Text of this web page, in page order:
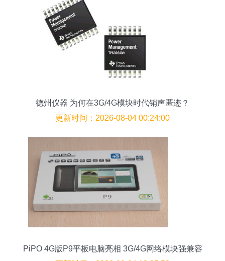
德州仪器 为何在3G/4G模块时代销声匿迹？
更新时间：2026-08-04 00:24:00
PiPO 4G版P9平板电脑亮相 3G/4G网络模块强兼容